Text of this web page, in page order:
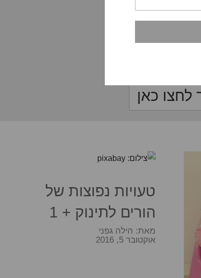
לקבל
גמילה
פלג, מרצה
לחצו כאן
טעויות נפוצות של
הורים לתינוק + 1
מאת: הילה גפני
אוקטובר 5, 2016